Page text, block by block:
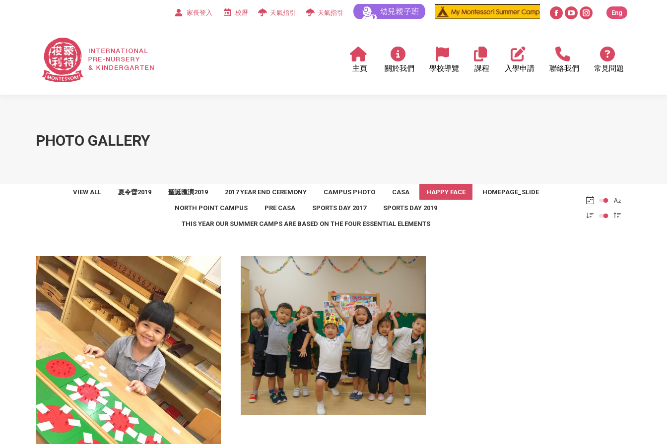
家長登入 校曆 天氣指引 天氣指引
Facebook
in
new
YouTube
new
Instagram
new
Eng
主頁 關於我們 學校導覽 課程 入學申請 聯絡我們 常見問題
PHOTO GALLERY
VIEW ALL 夏令營2019 聖誕匯演2019 2017 YEAR END CEREMONY CAMPUS PHOTO CASA HAPPY FACE HOMEPAGE_SLIDE
NORTH POINT CAMPUS PRE CASA SPORTS DAY 2017 SPORTS DAY 2019
THIS YEAR OUR SUMMER CAMPS ARE BASED ON THE FOUR ESSENTIAL ELEMENTS
Happy Face – Casa
Casa,Happy Face 2017 年 11 月 23 日
Happy Face – Pre Casa
Happy Face Pre Casa 2017 年 11 月 23 日